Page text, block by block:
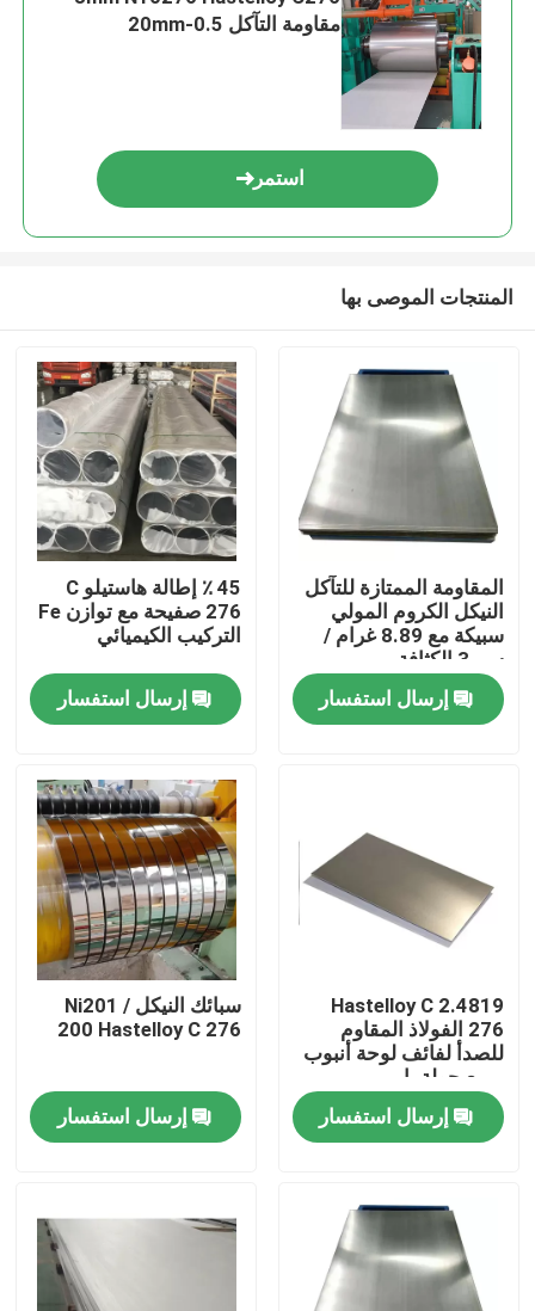
مسكن
منتجات
جولة في المعمل
مراقبة الجودة
اتصل بنا
مادة Inconel 600
مادة Inconel 625
مادة Incoloy 800
مادة Inconel 718
مقاومة التآكل 0.5-20mm
استمر
المنتجات الموصى بها
المقاومة الممتازة للتآكل
النيكل الكروم المولي
سبيكة مع 8.89 غرام /
سم 3 الكثافة
إرسال استفسار
45 ٪ إطالة هاستيلو C
276 صفيحة مع توازن Fe
التركيب الكيميائي
إرسال استفسار
2.4819 Hastelloy C
276 الفولاذ المقاوم
للصدأ لفائف لوحة أنبوب
مربع جولة بار
إرسال استفسار
سبائك النيكل Ni201 /
200 Hastelloy C 276
إرسال استفسار